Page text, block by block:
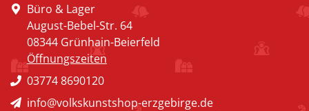
Büro & Lager
August-Bebel-Str. 64
08344 Grünhain-Beierfeld
Öffnungszeiten
03774 8690120
info@volkskunstshop-erzgebirge.de